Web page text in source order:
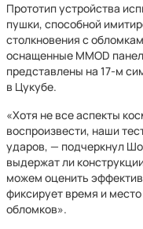
Прототип устройства
пушки, способной
столкновения с
оснащенные MMOD
представлены на 17-м
в Цукубе.
«Хотя не все аспекты
воспроизвести, наши
ударов, — подчеркнул
выдержат ли
можем оценить
фиксирует время и
обломков».